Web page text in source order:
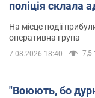
поліція склала
На місце події
оперативна група
7.08.2026 18:40 7,5
"Воюють, бо